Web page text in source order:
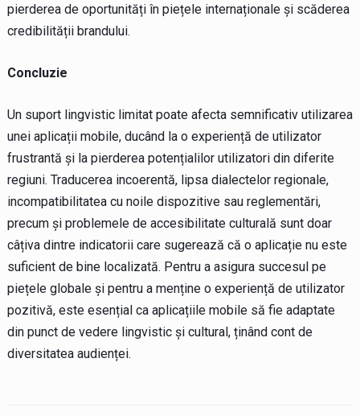
pierderea de oportunități în piețele internaționale și scăderea
credibilității brandului.
Concluzie
Un suport lingvistic limitat poate afecta semnificativ utilizarea
unei aplicații mobile, ducând la o experiență de utilizator
frustrantă și la pierderea potențialilor utilizatori din diferite
regiuni. Traducerea incoerentă, lipsa dialectelor regionale,
incompatibilitatea cu noile dispozitive sau reglementări,
precum și problemele de accesibilitate culturală sunt doar
câțiva dintre indicatorii care sugerează că o aplicație nu este
suficient de bine localizată. Pentru a asigura succesul pe
piețele globale și pentru a menține o experiență de utilizator
pozitivă, este esențial ca aplicațiile mobile să fie adaptate
din punct de vedere lingvistic și cultural, ținând cont de
diversitatea audienței.